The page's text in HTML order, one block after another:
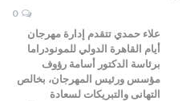
0
علاء حمدي تتقدم إدارة مهرجان
أيام القاهرة الدولي للمونودراما
برئاسة الدكتور أسامة رؤوف
مؤسس ورئيس المهرجان، بخالص
التهانى والتبريكات لسعادة